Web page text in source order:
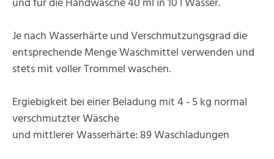
Je nach Wasserhärte und Verschmutzungsgrad die
entsprechende Menge Waschmittel verwenden und
stets mit voller Trommel waschen.
Ergiebigkeit bei einer Beladung mit 4 - 5 kg normal
verschmutzter Wäsche
und mittlerer Wasserhärte: 89 Waschladungen